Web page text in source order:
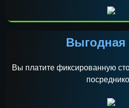
Выгодная
Вы платите фиксированную